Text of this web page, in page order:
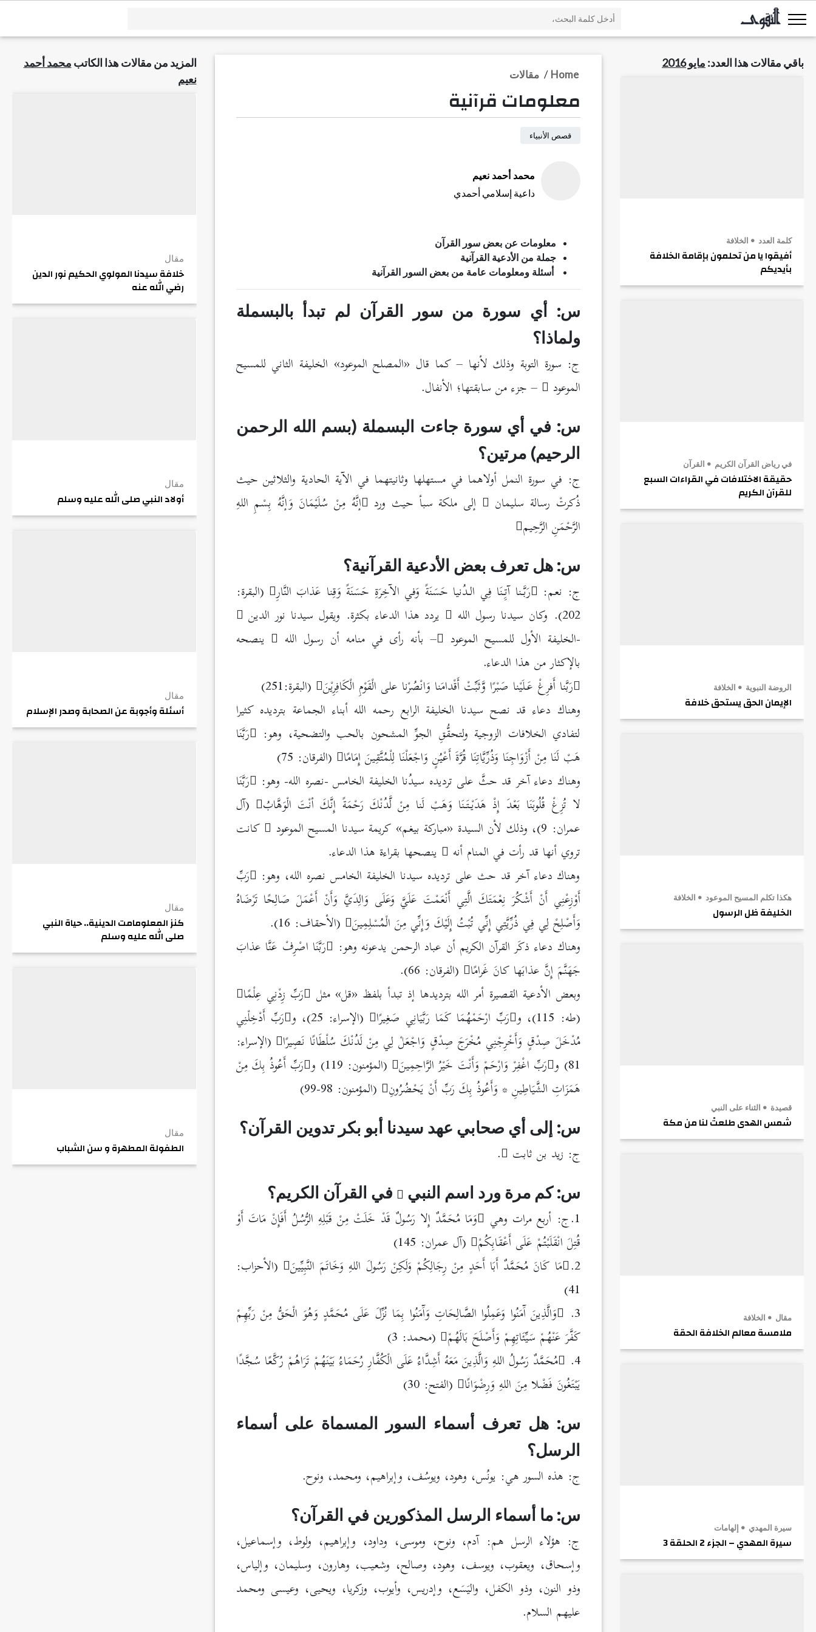
باقي مقالات هذا العدد: مايو 2016
كلمة العدد الخلافة
أفيقوا يا من تحلمون بإقامة الخلافة
بأيديكم
في رياض القرآن الكريم القرآن
حقيقة الاختلافات في القراءات السبع
للقرآن الكريم
الروضة النبوية الخلافة
الإيمان الحق يستحق خلافة
هكذا تكلم المسيح الموعود الخلافة
الخليفة ظل الرسول
قصيدة الثناء على النبي
شمس الهدى طلعتْ لنا من مكة
مقال الخلافة
ملامسة معالم الخلافة الحقة
سيرة المهدي إلهامات
سيرة المهدي – الجزء 2 الحلقة 3
مقالات / Home
معلومات قرآنية
قصص الأنبياء
محمد أحمد نعيم
داعية إسلامي أحمدي
معلومات عن بعض سور القرآن
جملة من الأدعية القرآنية
أسئلة ومعلومات عامة من بعض السور القرآنية
س: أي سورة من سور القرآن لم تبدأ بالبسملة
ولماذا؟
ج: سورة التوبة وذلك لأنها – كما قال «المصلح الموعود» الخليفة الثاني للمسيح
الموعود – جزء من سابقتها؛ الأنفال.
س: في أي سورة جاءت البسملة (بسم الله الرحمن
الرحيم) مرتين؟
ج: في سورة النمل أولاهما في مستهلها وثانيتهما في الآية الحادية والثلاثين حيث
ذُكرتْ رسالة سليمان
إلى ملكة سبأ حيث ورد إنَّهُ مِنْ سُلَيْمَانَ وَإنَّهُ بِسْمِ اللهِ
الرَّحْمَنِ الرَّحِيم
س: هل تعرف بعض الأدعية القرآنية؟
ج: نعم: رَبَّـنا آتِِـنَا فِي الـدُنيا حَسَنَةً وَفي الآخِرَةِ حَسَنَةً وَقِنا عَذابَ النَّارِ (البقرة:
202). وكان سيدنا رسول الله
يردد هذا الدعاء بكثرة. ويقول سيدنا نور الدين
-الخليفة الأول للمسيح الموعود – بأنه رأى في منامه أن رسول الله
ينصحه
بالإكثار من هذا الدعاء.
رَبَّنا أَفرِغْ عَـلَيْنا صَبْرًا وَّثَبِّتْ أَقْدامَنا وَانْصُرْنا على الْقَوْمِ الْكَافِرِيْنَ (البقرة:251)
وهناك دعاء قد نصح سيدنا الخليفة الرابع رحمه الله أبناء الجماعة بترديده كثيرا
لتفادي الخلافات الزوجية ولتحقُّقِ الجوِّ المشحون بالحب والتضحية، وهو: رَبَّنَا
هَبْ لَنَا مِنْ أَزْوَاجِنَا وَذُرِّيَّاتِنَا قُرَّةَ أَعْيُنٍ وَاجْعَلْنَا لِلْمُتَّقِينَ إِمَامًا (الفرقان: 75)
وهناك دعاء آخر قد حثَّ على ترديده سيدُنا الخليفة الخامس -نصره الله- وهو: رَبَّنَا
لا تُزِغْ قُلُوبَنَا بَعْدَ إِذْ هَدَيْـتَـنَا وَهَبْ لَنا مِنْ لَّدُنْكَ رَحْمَةً إِنَّكَ أنْتَ الْوَهَّابُ (آل
عمران: 9)، وذلك لأن السيدة «مباركة بيغم» كريمة سيدنا المسيح الموعود
كانت
تروي أنها قد رأت في المنام أنه ينصحها بقراءة هذا الدعاء.
وهناك دعاء آخر قد حث على ترديده سيدنا الخليفة الخامس نصره الله، وهو: رَبِّ
أَوْزِعْنِي أَنْ أَشْكُرَ نِعْمَتَكَ الَّتِي أَنْعَمْتَ عَلَيَّ وَعَلَى وَالِدَيَّ وَأَنْ أَعْمَلَ صَالِحًا تَرْضَاهُ
وَأَصْلِحْ لِي فِي ذُرِّيَّتِي إِنِّي تُبْتُ إِلَيْكَ وَإِنِّي مِنَ الْمُسْلِمِينَ (الأحقاف: 16).
وهناك دعاء ذكَر القرآن الكريم أن عباد الرحمن يدعونه وهو: رَبَّنَا اصْرِفْ عَنَّا عذابَ
جَهَنَّمَ إِنَّ عذابَها كانَ غَرامًا (الفرقان: 66).
وبعض الأدعية القصيرة أمر الله بترديدها إذ تبدأ بلفظ «قل» مثل رَبِّ زِدْنِي عِلْمًا
(طه: 115)، و
رَبِّ ارْحَمْهُمَا كَمَا رَبَّيَانِي صَغِيرًا (الإسراء: 25)، و
رَبِّ أَدْخِلْنِي
مُدْخَلَ صِدْقٍ وَأَخْرِجْنِي مُخْرَجَ صِدْقٍ وَاجْعَلْ لِي مِنْ لَدُنْكَ سُلْطَانًا نَصِيرًا (الإسراء:
81) و
رَبِّ اغْفِرْ وَارْحَمْ وَأَنْتَ خَيْرُ الرَّاحِمِينَ (المؤمنون: 119) و
رَبِّ أَعُوذُ بِكَ مِنْ
هَمَزَاتِ الشَّيَاطِينِ * وَأَعُوذُ بِكَ رَبِّ أَنْ يَحْضُرُونِ (المؤمنون: 98-99)
س: إلى أي صحابي عهد سيدنا أبو بكر تدوين القرآن؟
ج: زيد بن ثابت .
س: كم مرة ورد اسم النبي في القرآن الكريم؟
1.ج: أربع مرات وهي
وَمَا مُحَمَّدٌ إِلا رَسُولٌ قَدْ خَلَتْ مِنْ قَبْلِهِ الرُّسُلُ أَفَإِنْ مَاتَ أَوْ
قُتِلَ انْقَلَبْتُمْ عَلَى أَعْقَابِكُمْ (آل عمران: 145)
2. مَا كَانَ مُحَمَّدٌ أَبَا أَحَدٍ مِنْ رِجَالِكُمْ وَلَكِنْ رَسُولَ اللهِ وَخَاتَمَ النَّبِيِّينَ (الأحزاب:
41)
3.
وَالَّذِينَ آَمَنُوا وَعَمِلُوا الصَّالِحَاتِ وَآَمَنُوا بِمَا نُزِّلَ عَلَى مُحَمَّدٍ وَهُوَ الْحَقُّ مِنْ رَبِّهِمْ
كَفَّرَ عَنْهُمْ سَيِّئَاتِهِمْ وَأَصْلَحَ بَالَهُمْ (محمد: 3)
4.
مُحَمَّدٌ رَسُولُ اللهِ وَالَّذِينَ مَعَهُ أَشِدَّاءُ عَلَى الْكُفَّارِ رُحَمَاءُ بَيْنَهُمْ تَرَاهُمْ رُكَّعًا سُجَّدًا
يَبْتَغُونَ فَضْلا مِنَ اللهِ وَرِضْوَانًا (الفتح: 30)
س: هل تعرف أسماء السور المسماة على أسماء
الرسل؟
ج: هذه السور هي: يونُس، وهود، ويوسُف، وإبراهيم، ومحمد، ونوح.
س: ما أسماء الرسل المذكورين في القرآن؟
ج: هؤلاء الرسل هم: آدم، ونوح، وموسى، وداود، وإبراهيم، ولوط، وإسماعيل،
وإسحاق، ويعقوب، ويوسف، وهود، وصالح، وشعيب، وهارون، وسليمان، وإلياس،
وذو النون، وذو الكفل، واليَسَع، وإدريس، وأيوب، وزكريا، ويحيى، وعيسى ومحمد
عليهم السلام.
المزيد من مقالات هذا الكاتب محمد أحمد
نعيم
مقال
خلافة سيدنا المولوي الحكيم نور الدين
رضي الله عنه
مقال
أولاد النبي صلى الله عليه وسلم
مقال
أسئلة وأجوبة عن الصحابة وصدر الإسلام
مقال
كنز المعلومامت الدينية.. حياة النبي
صلى الله عليه وسلم
مقال
الطفولة المطهرة و سن الشباب